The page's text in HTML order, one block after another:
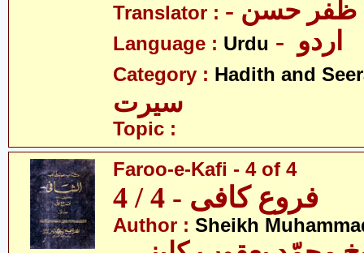
Translator : ظفر حسن
Language : Urdu
Category : Hadith and
سیرت
Topic :
Faroo-e-Kafi - 4 of 4
فروع کافی - 4 / 4
Author : Sheikh